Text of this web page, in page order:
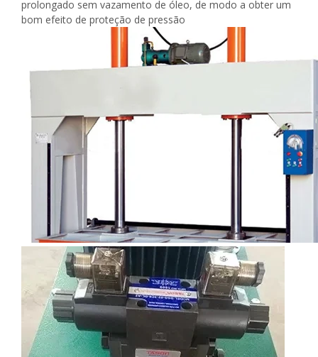
prolongado sem vazamento de óleo, de modo a obter um
bom efeito de proteção de pressão